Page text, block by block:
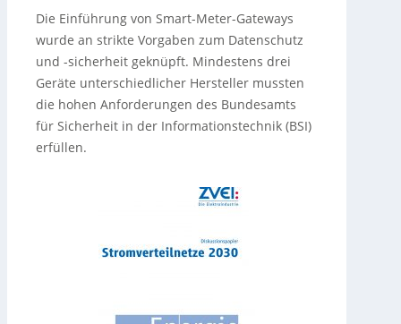
Die Einführung von Smart-Meter-Gateways
wurde an strikte Vorgaben zum Datenschutz
und -sicherheit geknüpft. Mindestens drei
Geräte unterschiedlicher Hersteller mussten
die hohen Anforderungen des Bundesamts
für Sicherheit in der Informationstechnik (BSI)
erfüllen.